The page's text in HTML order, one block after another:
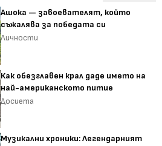
Ашока — завоевателят, който
съжалява за победата си
Личности
Как обезглавен крал даде името на
най-американското питие
Досиета
Музикални хроники: Легендарният